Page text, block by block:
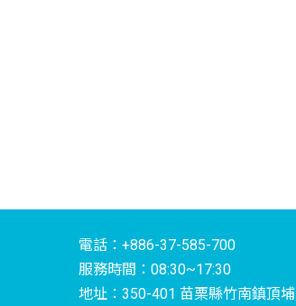
電話：+886-37-585-700
服務時間：08:30~17:30
地址：350-401 苗栗縣竹南鎮頂